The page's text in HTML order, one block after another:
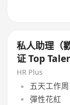
私人助理（
证 Top
HR Plus
五天工作周
彈性花紅